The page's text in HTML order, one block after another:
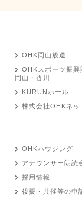
OHK岡山放送
OHKスポーツ振興
岡山・香川
KURUNホール
株式会社OHKネッ
OHKハウジング
アナウンサー朗読
採用情報
後援・共催等の申